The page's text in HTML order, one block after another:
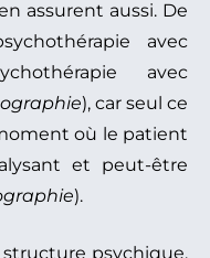
assurent aussi. De
avec
avec
), car seul ce
où le patient
et peut-être
).
psychique,